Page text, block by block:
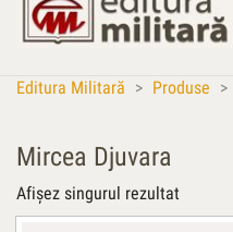
Editura Militară > Produse >
Mircea Djuvara
Afișez singurul rezultat